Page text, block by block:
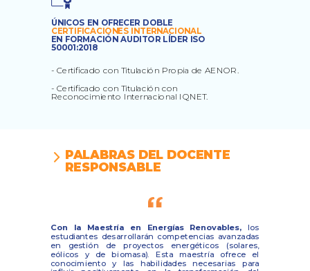
- Certificado con Titulación Propia de AENOR.
- Certificado con Titulación con
Reconocimiento Internacional IQNET.
ÚNICOS EN OFRECER DOBLE
CERTIFICACIONES INTERNACIONAL
EN FORMACIÓN AUDITOR LÍDER ISO
50001:2018
PALABRAS DEL DOCENTE
RESPONSABLE
Con la Maestría en Energías Renovables, los
estudiantes desarrollarán competencias avanzadas
en gestión de proyectos energéticos (solares,
eólicos y de biomasa). Esta maestría ofrece el
conocimiento y las habilidades necesarias para